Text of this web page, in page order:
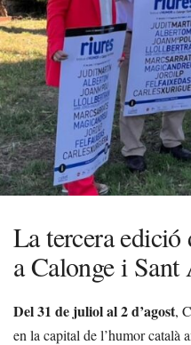
La tercera
a Calonge i
Del 31 de juliol al 2 d’agost,
en la capital de l’humor català